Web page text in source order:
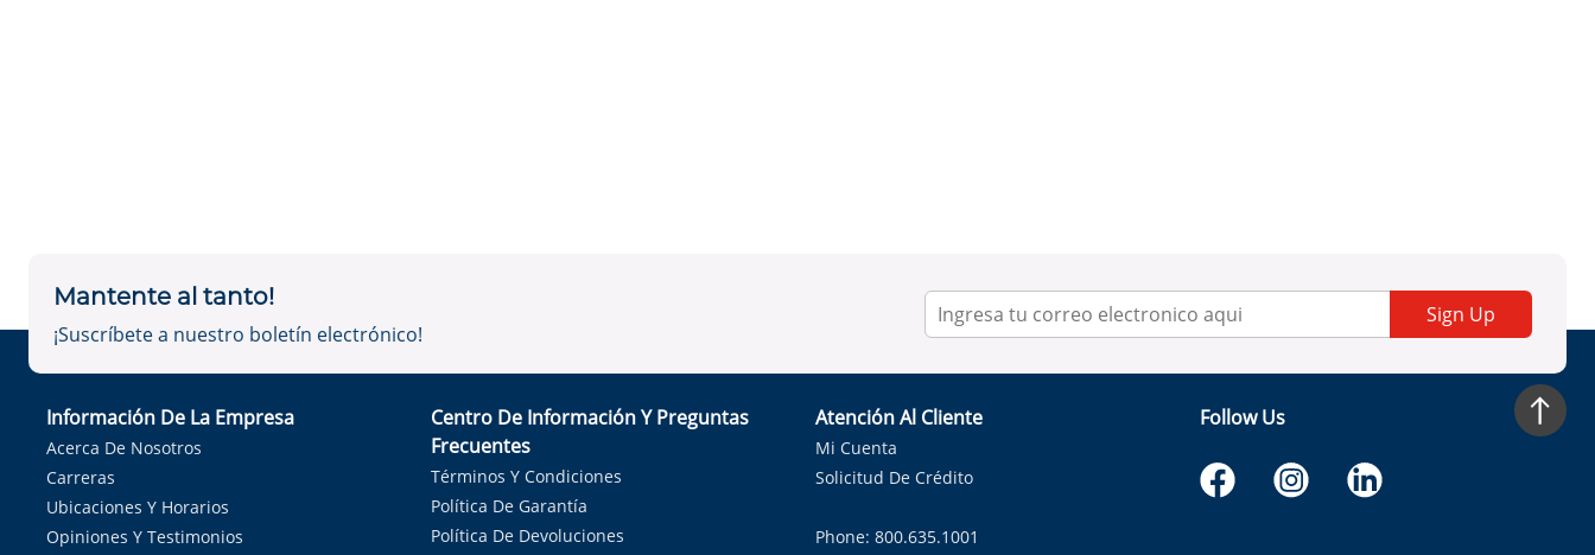
Mantente al tanto!
¡Suscríbete a nuestro boletín electrónico!
Sign Up
Información De La Empresa
Acerca De Nosotros
Carreras
Ubicaciones Y Horarios
Opiniones Y Testimonios
Centro De Información Y Preguntas
Frecuentes
Términos Y Condiciones
Política De Garantía
Política De Devoluciones
Atención Al Cliente
Mi Cuenta
Solicitud De Crédito
Phone: 800.635.1001
Follow Us